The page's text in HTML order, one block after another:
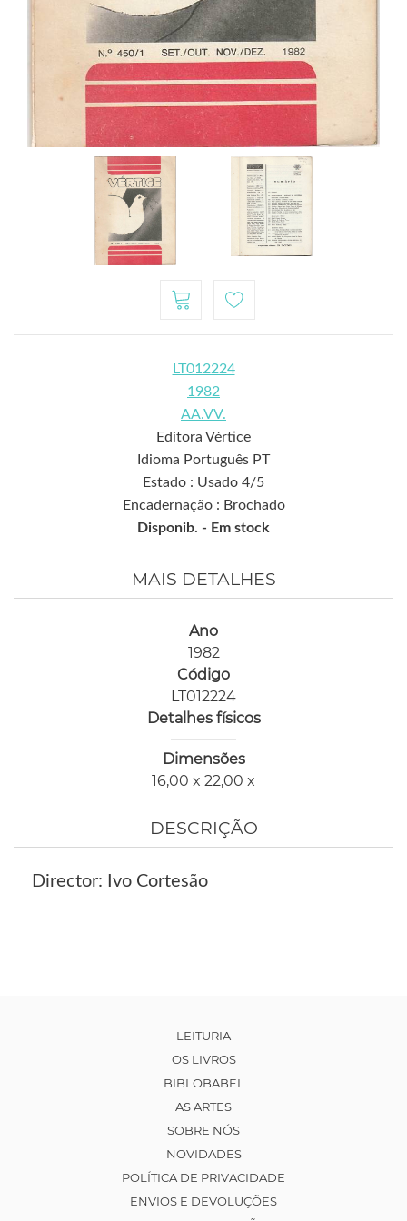
LT012224
1982
AA.VV.
Editora Vértice
Idioma Português PT
Estado : Usado 4/5
Encadernação : Brochado
Disponib. - Em stock
MAIS DETALHES
Ano
1982
Código
LT012224
Detalhes físicos
Dimensões
16,00 x 22,00 x
DESCRIÇÃO
Director: Ivo Cortesão
LEITURIA
OS LIVROS
BIBLOBABEL
AS ARTES
SOBRE NÓS
NOVIDADES
POLÍTICA DE PRIVACIDADE
ENVIOS E DEVOLUÇÕES